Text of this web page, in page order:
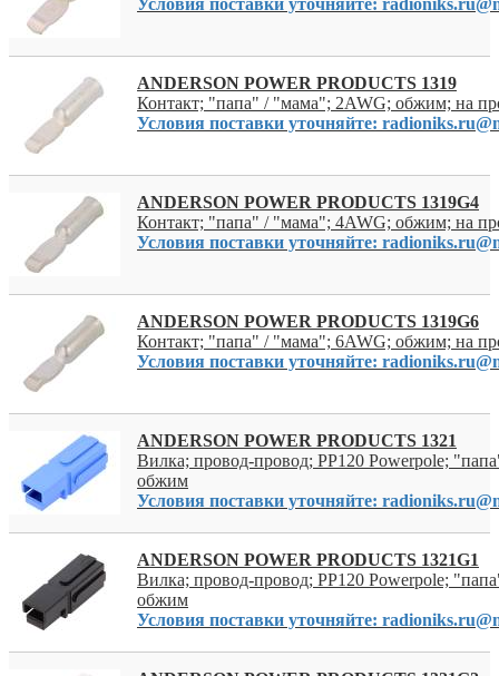
ANDERSON POWER PRODUCTS 1319
Контакт; "папа" / "мама"; 2AWG; обжим; на
Условия поставки уточняйте:
ANDERSON POWER PRODUCTS 1319G4
Контакт; "папа" / "мама"; 4AWG; обжим; на
Условия поставки уточняйте:
ANDERSON POWER PRODUCTS 1319G6
Контакт; "папа" / "мама"; 6AWG; обжим; на
Условия поставки уточняйте:
ANDERSON POWER PRODUCTS 1321
Вилка; провод-провод; PP120 Powerpole;
обжим
Условия поставки уточняйте:
ANDERSON POWER PRODUCTS 1321G1
Вилка; провод-провод; PP120 Powerpole;
обжим
Условия поставки уточняйте: